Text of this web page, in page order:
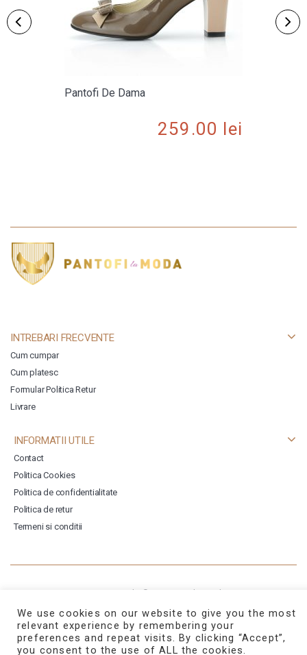
Pantofi De Dama
259.00 lei
INTREBARI FRECVENTE
Cum cumpar
Cum platesc
Formular Politica Retur
Livrare
INFORMATII UTILE
Contact
Politica Cookies
Politica de confidentialitate
Politica de retur
Termeni si conditii
Copyright © 2026 Templatemela
We use cookies on our website to give you the most
relevant experience by remembering your
preferences and repeat visits. By clicking “Accept”,
you consent to the use of ALL the cookies.